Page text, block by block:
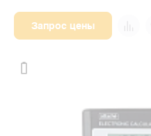
Запрос цены